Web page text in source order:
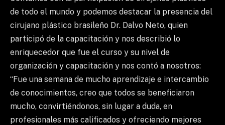
de todo el mundo y podemos destacar la presencia del
cirujano plástico brasileño Dr. Dalvo Neto, quien
participó de la capacitación y nos describió lo
enriquecedor que fue el curso y su nivel de
organización y capacitación y nos contó a nosotros:
“Fue una semana de mucho aprendizaje e intercambio
de conocimientos, creo que todos se beneficiaron
mucho, convirtiéndonos, sin lugar a duda, en
profesionales más calificados y ofreciendo mejores